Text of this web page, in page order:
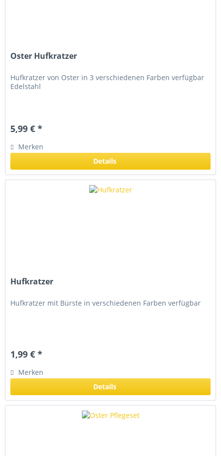
Oster Hufkratzer
Hufkratzer von Oster in 3 verschiedenen Farben verfügbar
Edelstahl
5,99 € *
Merken
Details
Hufkratzer
Hufkratzer mit Bürste in verschiedenen Farben verfügbar
1,99 € *
Merken
Details